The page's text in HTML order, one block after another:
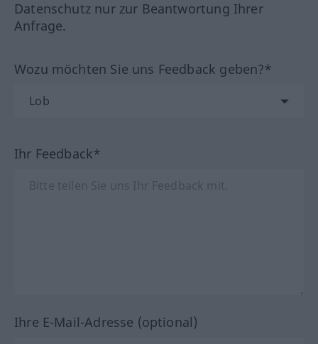
Datenschutz nur zur Beantwortung Ihrer
Anfrage.
Wozu möchten Sie uns Feedback geben?*
Ihr Feedback*
Ihre E-Mail-Adresse (optional)